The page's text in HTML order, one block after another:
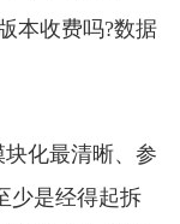
本收费吗?数据
化最清晰、参
少是经得起拆